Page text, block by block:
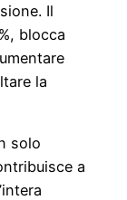
Il
blocca
la
solo
a